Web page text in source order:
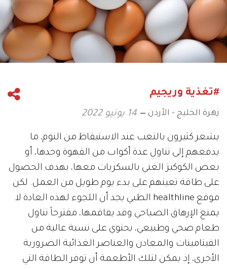
#تغذية وريجيم
زهرة الخليج - الأردن 14 يونيو 2022
يشعر كثيرون بالتعب عند الاستيقاظ من النوم، ما
يدفعهم إلى تناول عدة أكواب من القهوة وحدها، أو
بعض الكوكيز الغني بالسكريات معها، بهدف الحصول
على طاقة تعينهم على بدء يوم طويل من العمل. لكن
موقع healthline الطبي يجد أن اللجوء لهذه العادة لا
يمنع الإرهاق الصباحي وقد يفاقمها، مقترحاً تناول
طعام صحي وطبيعي، يحتوي على نسبة عالية من
الفيتامينات والمعادن والعناصر الغذائية الضرورية
الأخرى، إذ يمكن لتلك الأطعمة أن توفر الطاقة التي